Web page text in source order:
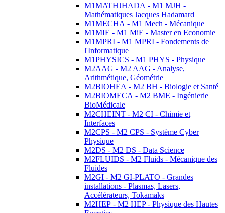
M1MATHJHADA - M1 MJH -
Mathématiques Jacques Hadamard
M1MECHA - M1 Mech - Mécanique
M1MIE - M1 MiE - Master en Economie
M1MPRI - M1 MPRI - Fondements de
l'Informatique
M1PHYSICS - M1 PHYS - Physique
M2AAG - M2 AAG - Analyse,
Arithmétique, Géométrie
M2BIOHEA - M2 BH - Biologie et Santé
M2BIOMECA - M2 BME - Ingénierie
BioMédicale
M2CHEINT - M2 CI - Chimie et
Interfaces
M2CPS - M2 CPS - Système Cyber
Physique
M2DS - M2 DS - Data Science
M2FLUIDS - M2 Fluids - Mécanique des
Fluides
M2GI - M2 GI-PLATO - Grandes
installations - Plasmas, Lasers,
Accélérateurs, Tokamaks
M2HEP - M2 HEP - Physique des Hautes